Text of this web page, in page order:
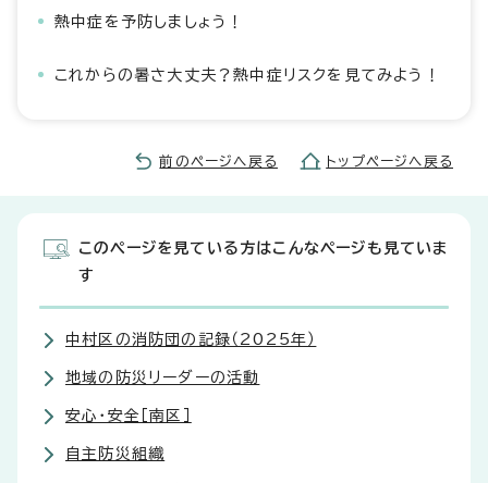
熱中症を予防しましょう！
これからの暑さ大丈夫？熱中症リスクを見てみよう！
前のページへ戻る トップページへ戻る
このページを見ている方はこんなページも見ていま
す
中村区の消防団の記録（2025年）
地域の防災リーダーの活動
安心・安全［南区］
自主防災組織